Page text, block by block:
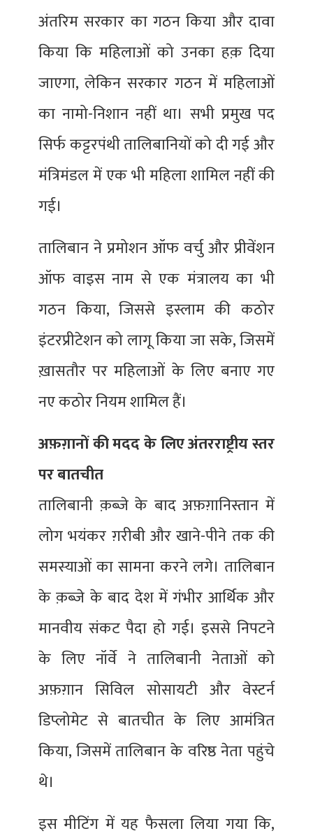
अंतरिम सरकार का गठन किया और दावा
किया कि महिलाओं को उनका हक़ दिया
जाएगा, लेकिन सरकार गठन में महिलाओं
का नामो-निशान नहीं था। सभी प्रमुख पद
सिर्फ कट्टरपंथी तालिबानियों को दी गई और
मंत्रिमंडल में एक भी महिला शामिल नहीं की
गई।
तालिबान ने प्रमोशन ऑफ वर्चु और प्रीवेंशन
ऑफ वाइस नाम से एक मंत्रालय का भी
गठन किया, जिससे इस्लाम की कठोर
इंटरप्रीटेशन को लागू किया जा सके, जिसमें
ख़ासतौर पर महिलाओं के लिए बनाए गए
नए कठोर नियम शामिल हैं।
अफ़ग़ानों की मदद के लिए अंतरराष्ट्रीय स्तर
पर बातचीत
तालिबानी क़ब्ज़े के बाद अफ़ग़ानिस्तान में
लोग भयंकर ग़रीबी और खाने-पीने तक की
समस्याओं का सामना करने लगे। तालिबान
के क़ब्ज़े के बाद देश में गंभीर आर्थिक और
मानवीय संकट पैदा हो गई। इससे निपटने
के लिए नॉर्वे ने तालिबानी नेताओं को
अफ़ग़ान सिविल सोसायटी और वेस्टर्न
डिप्लोमेट से बातचीत के लिए आमंत्रित
किया, जिसमें तालिबान के वरिष्ठ नेता पहुंचे
थे।
इस मीटिंग में यह फैसला लिया गया कि,